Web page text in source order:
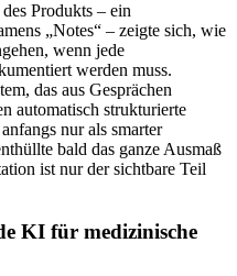
Produkts – ein
„Notes“ – zeigte sich, wie
wenn jede
werden muss.
das aus Gesprächen
automatisch strukturierte
nur als smarter
bald das ganze Ausmaß
ist nur der sichtbare Teil
KI für medizinische